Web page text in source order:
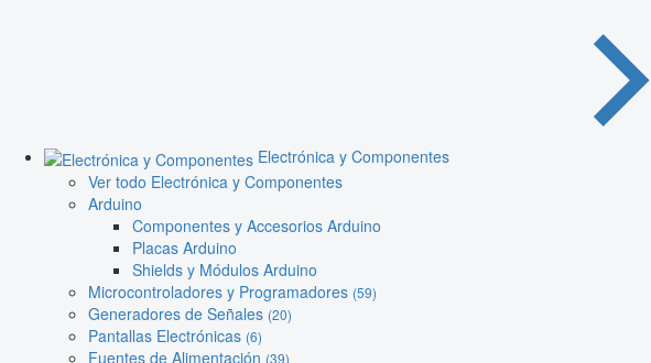
Electrónica y Componentes
Ver todo Electrónica y Componentes
Arduino
Componentes y Accesorios Arduino
Placas Arduino
Shields y Módulos Arduino
Microcontroladores y Programadores (59)
Generadores de Señales (20)
Pantallas Electrónicas (6)
Fuentes de Alimentación (39)